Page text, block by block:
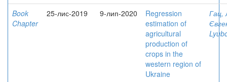
Book
Chapter
25-лис-2019 9-лип-2020
Regression
estimation of
agricultural
production of
crops in the
western region of
Ukraine
Гац,